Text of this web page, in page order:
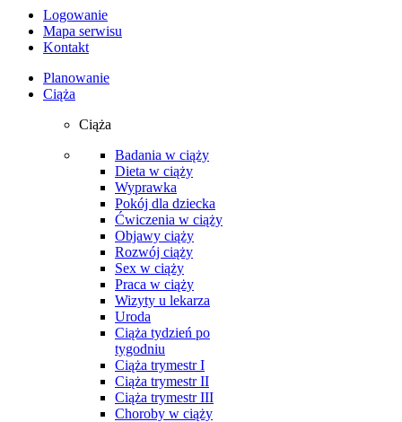
Logowanie
Mapa serwisu
Kontakt
Planowanie
Ciąża
Ciąża
Badania w ciąży
Dieta w ciąży
Wyprawka
Pokój dla dziecka
Ćwiczenia w ciąży
Objawy ciąży
Rozwój ciąży
Sex w ciąży
Praca w ciąży
Wizyty u lekarza
Uroda
Ciąża tydzień po
tygodniu
Ciąża trymestr I
Ciąża trymestr II
Ciąża trymestr III
Choroby w ciąży